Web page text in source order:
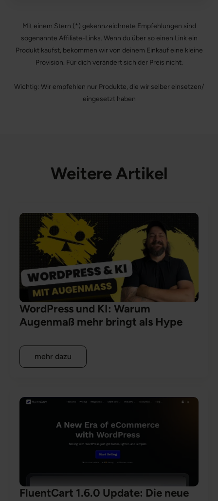
Mit einem Stern (*) gekennzeichnete Empfehlungen sind
sogenannte Affiliate-Links. Wenn du über so einen Link ein
Produkt kaufst, bekommen wir von deinem Einkauf eine kleine
Provision. Für dich verändert sich der Preis nicht.
Wichtig: Wir empfehlen nur Produkte, die wir selber einsetzen/
eingesetzt haben
Weitere Artikel
WordPress und KI: Warum
Augenmaß mehr bringt als Hype
mehr dazu
FluentCart 1.6.0 Update: Die neue
Formulare bauen mit KI:
WordPress als Fundament. KI als
Turbo.
mehr zum Workshop